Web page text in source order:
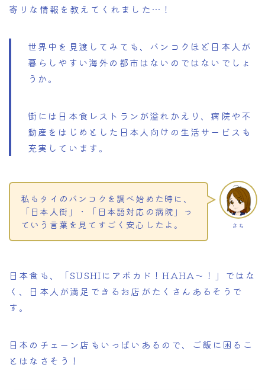
寄りな情報を教えてくれました…！
世界中を見渡してみても、バンコクほど日本人が
暮らしやすい海外の都市はないのではないでしょ
うか。
街には日本食レストランが溢れかえり、病院や不
動産をはじめとした日本人向けの生活サービスも
充実しています。
さち
私もタイのバンコクを調べ始めた時に、
「日本人街」・「日本語対応の病院」っ
ていう言葉を見てすごく安心したよ。
日本食も、「SUSHIにアボカド！HAHA～！」ではな
く、日本人が満足できるお店がたくさんあるそうで
す。
日本のチェーン店もいっぱいあるので、ご飯に困るこ
とはなさそう！